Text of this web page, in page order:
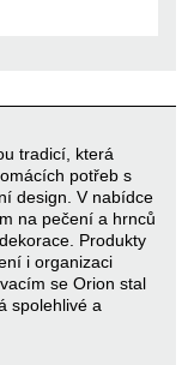
tradicí, která
potřeb s
design. V nabídce
na pečení a hrnců
Produkty
i organizaci
se Orion stal
spolehlivé a